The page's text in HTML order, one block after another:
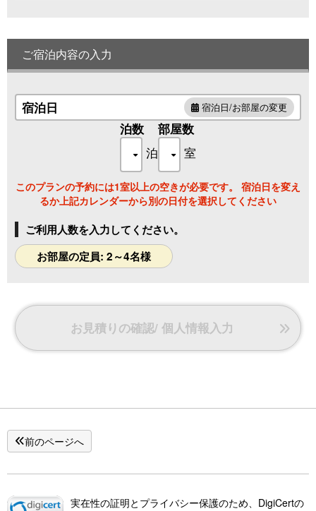
※城崎温泉では外湯・温泉資源を守るため、露天風呂付客室
など個人占有スペースのお風呂では沸かし湯（白湯）を使用
しております。
なお大浴場・貸切風呂については温泉を使用しておりま
す。
ご宿泊内容の入力
宿泊日 宿泊日/お部屋の変更
泊数
泊
部屋数
室
このプランの予約には1室以上の空きが必要です。 宿泊日を変え
るか上記カレンダーから別の日付を選択してください
ご利用人数を入力してください。
お部屋の定員: 2～4名様
お見積りの確認/ 個人情報入力
前のページへ
実在性の証明とプライバシー保護のため、DigiCertの